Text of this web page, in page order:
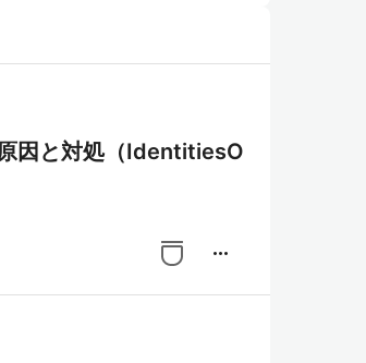
因と対処（IdentitiesO
more_horiz